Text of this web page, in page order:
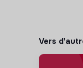
Vers